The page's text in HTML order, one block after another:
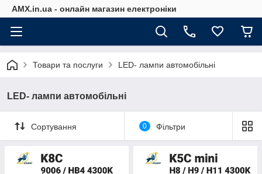
AMX.in.ua - онлайн магазин електроніки
Товари та послуги LED- лампи автомобільні
LED- лампи автомобільні
Сортування 0 Фільтри